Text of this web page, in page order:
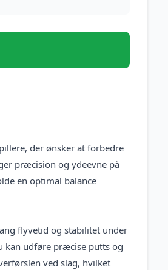
der ønsker at forbedre
præcision og ydeevne på
en optimal balance
flyvetid og stabilitet under
kan udføre præcise putts og
ved slag, hvilket